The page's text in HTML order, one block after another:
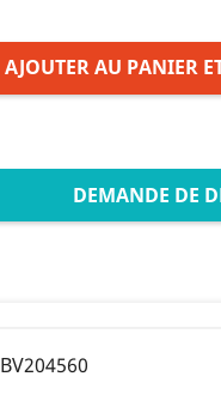
AJOUTER AU PANIER
DEMANDE DE
BV204560